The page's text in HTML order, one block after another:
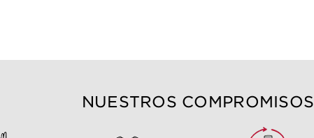
NUESTROS COMPROMISOS